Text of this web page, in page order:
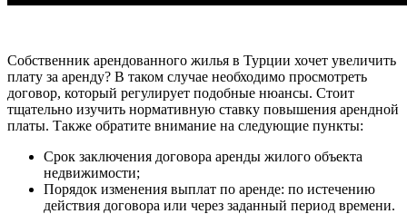
Собственник арендованного жилья в Турции хочет увеличить
плату за аренду? В таком случае необходимо просмотреть
договор, который регулирует подобные нюансы. Стоит
тщательно изучить нормативную ставку повышения арендной
платы. Также обратите внимание на следующие пункты:
Срок заключения договора аренды жилого объекта
недвижимости;
Порядок изменения выплат по аренде: по истечению
действия договора или через заданный период времени.